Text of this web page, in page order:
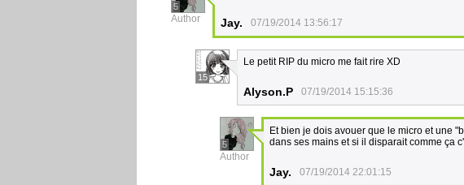
5
Author Jay. 07/19/2014 13:56:17
15
Le petit RIP du micro me fait rire XD
Alyson.P 07/19/2014 15:15:36
5
Author
Et bien je dois avouer que le micro et une
dans ses mains et si il disparait comme ça
Jay. 07/19/2014 22:01:15